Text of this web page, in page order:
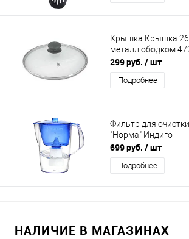
Крышка Крышка
металл.ободком
299 руб. / шт
Подробнее
Фильтр для
"Норма" Индиго
699 руб. / шт
Подробнее
НАЛИЧИЕ В МАГАЗИНАХ